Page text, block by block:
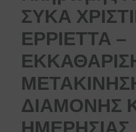
ΣΥΚΑ
ΕΡΡΙΕΤΤΑ –
ΔΙΑΜΟΝΗΣ